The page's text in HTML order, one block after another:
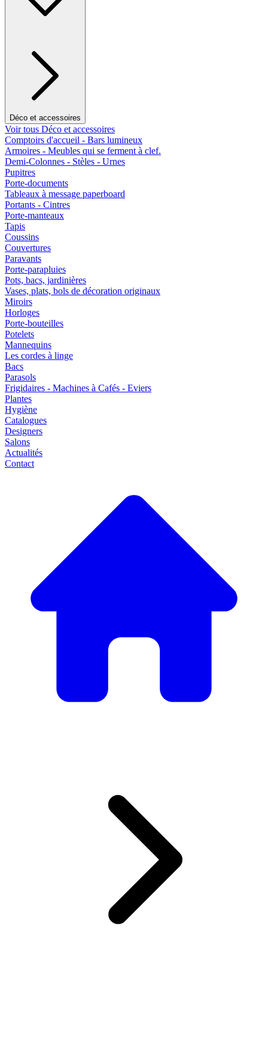
Déco et accessoires
Voir tous Déco et accessoires
Comptoirs d'accueil - Bars lumineux
Armoires - Meubles qui se ferment à clef.
Demi-Colonnes - Stèles - Urnes
Pupitres
Porte-documents
Tableaux à message paperboard
Portants - Cintres
Porte-manteaux
Tapis
Coussins
Couvertures
Paravants
Porte-parapluies
Pots, bacs, jardinières
Vases, plats, bols de décoration originaux
Miroirs
Horloges
Porte-bouteilles
Potelets
Mannequins
Les cordes à linge
Bacs
Parasols
Frigidaires - Machines à Cafés - Eviers
Plantes
Hygiène
Catalogues
Designers
Salons
Actualités
Contact